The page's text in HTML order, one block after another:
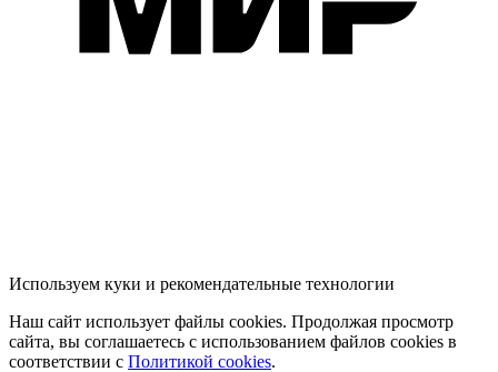
Используем куки и рекомендательные технологии
Наш сайт использует файлы cookies. Продолжая просмотр
сайта, вы соглашаетесь с использованием файлов cookies в
соответствии с Политикой cookies.